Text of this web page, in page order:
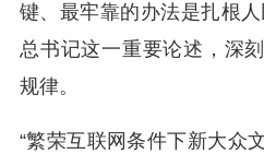
键、最牢靠的办法是扎根
总书记这一重要论述，深
规律。
“繁荣互联网条件下新大众